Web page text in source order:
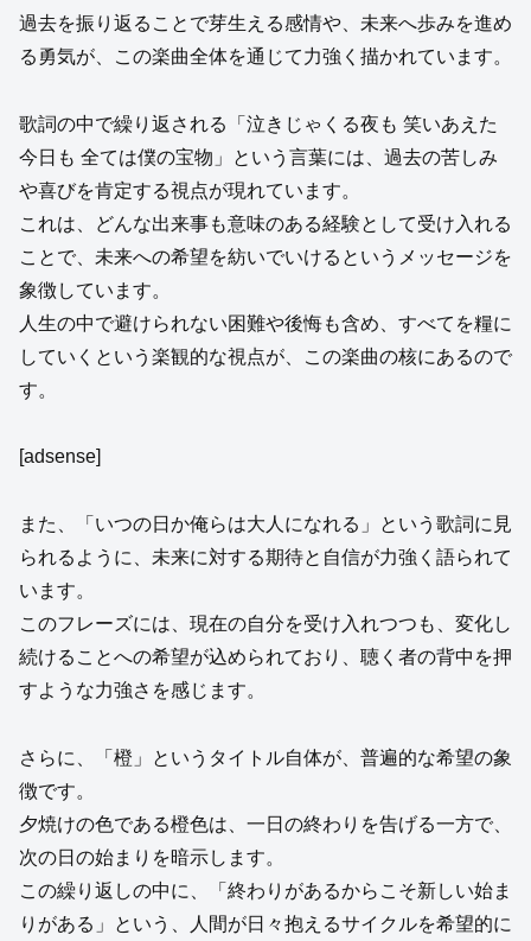
過去を振り返ることで芽生える感情や、未来へ歩みを進め
る勇気が、この楽曲全体を通じて力強く描かれています。
歌詞の中で繰り返される「泣きじゃくる夜も 笑いあえた
今日も 全ては僕の宝物」という言葉には、過去の苦しみ
や喜びを肯定する視点が現れています。
これは、どんな出来事も意味のある経験として受け入れる
ことで、未来への希望を紡いでいけるというメッセージを
象徴しています。
人生の中で避けられない困難や後悔も含め、すべてを糧に
していくという楽観的な視点が、この楽曲の核にあるので
す。
[adsense]
また、「いつの日か俺らは大人になれる」という歌詞に見
られるように、未来に対する期待と自信が力強く語られて
います。
このフレーズには、現在の自分を受け入れつつも、変化し
続けることへの希望が込められており、聴く者の背中を押
すような力強さを感じます。
さらに、「橙」というタイトル自体が、普遍的な希望の象
徴です。
夕焼けの色である橙色は、一日の終わりを告げる一方で、
次の日の始まりを暗示します。
この繰り返しの中に、「終わりがあるからこそ新しい始ま
りがある」という、人間が日々抱えるサイクルを希望的に